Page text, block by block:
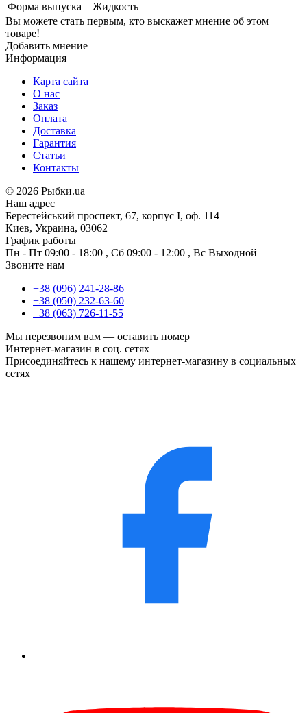
Форма выпуска
Жидкость
Вы можете стать первым, кто выскажет мнение об этом
товаре!
Добавить мнение
Информация
Карта сайта
О нас
Заказ
Оплата
Доставка
Гарантия
Статьи
Контакты
© 2026 Рыбки.ua
Наш адрес
Берестейський проспект, 67, корпус I, оф. 114
Киев, Украина, 03062
График работы
Пн - Пт 09:00 - 18:00 , Сб 09:00 - 12:00 , Вс Выходной
Звоните нам
+38 (096) 241-28-86
+38 (050) 232-63-60
+38 (063) 726-11-55
Мы перезвоним вам — оставить номер
Интернет-магазин в соц. сетях
Присоединяйтесь к нашему интернет-магазину в социальных
сетях